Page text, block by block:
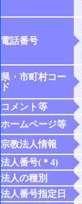
電話番号
県・市町村コー
ド
コメント等
ホームページ等
宗教法人情報
法人番号(＊4)
法人の種別
法人番号指定日